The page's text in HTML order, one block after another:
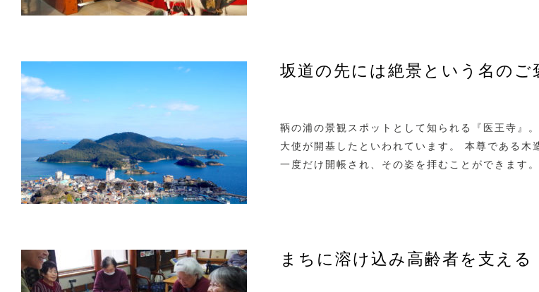
坂道の先には絶景という名のご
鞆の浦の景観スポットとして知られる『医王寺』
大使が開基したといわれています。 本尊である
一度だけ開帳され、その姿を拝むことができます。
まちに溶け込み高齢者を支える